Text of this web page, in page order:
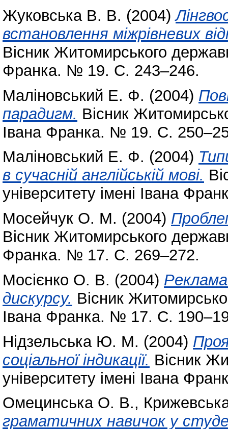
Жуковська В. В. (2004)
встановлення міжрівневих
Вісник Житомирського
Франка. № 19. С. 243–246.
Маліновський Е. Ф. (2004)
парадигм. Вісник
Івана Франка. № 19. С.
Маліновський Е. Ф. (2004)
в сучасній англійській мові.
університету імені Івана
Мосейчук О. М. (2004)
Вісник Житомирського
Франка. № 17. С. 269–272.
Мосієнко О. В. (2004)
дискурсу. Вісник
Івана Франка. № 17. С.
Нідзельська Ю. М. (2004)
соціальної індикації. Вісник
університету імені Івана
Омецинська О. В.,
граматичних навичок у